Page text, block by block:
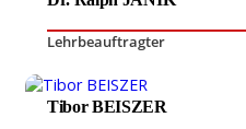
Lehrbeauftragter
Tibor BEISZER